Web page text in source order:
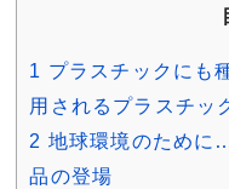
1 プラスチックにも
用されるプラスチッ
2 地球環境のために
品の登場